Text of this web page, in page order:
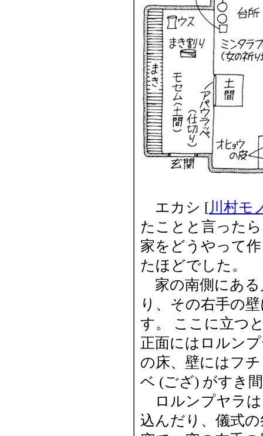
エカシ [川村モ
たことと言った
家をどうやって
たほどでした。
家の南側にある
り、その右手の
す。 ここに立つ
正面にはロルン
の床、壁にはフ
ベ (ござ) がすき
ロルンプヤラは
込んだり、儀式